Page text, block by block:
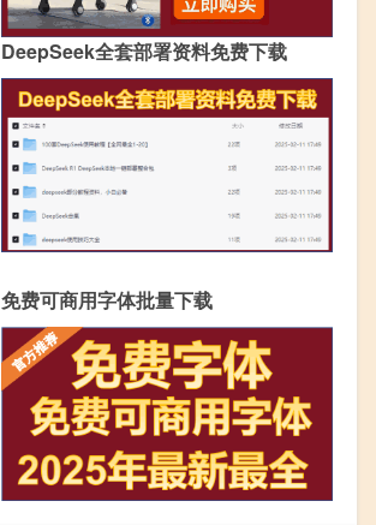
DeepSeek全套部署资料免费下载
免费可商用字体批量下载